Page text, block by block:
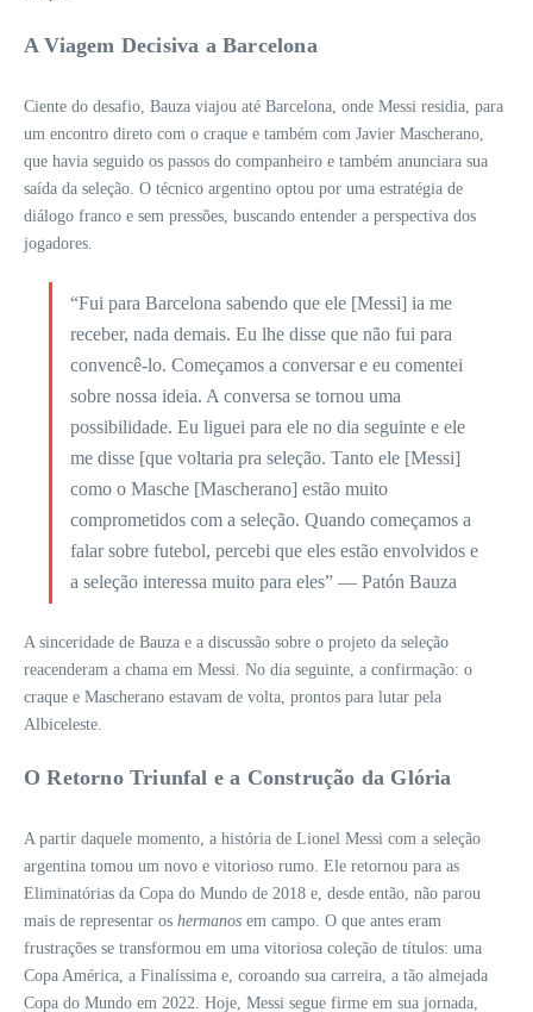
A Viagem Decisiva a Barcelona
Ciente do desafio, Bauza viajou até Barcelona, onde Messi residia, para
um encontro direto com o craque e também com Javier Mascherano,
que havia seguido os passos do companheiro e também anunciara sua
saída da seleção. O técnico argentino optou por uma estratégia de
diálogo franco e sem pressões, buscando entender a perspectiva dos
jogadores.
“Fui para Barcelona sabendo que ele [Messi] ia me
receber, nada demais. Eu lhe disse que não fui para
convencê-lo. Começamos a conversar e eu comentei
sobre nossa ideia. A conversa se tornou uma
possibilidade. Eu liguei para ele no dia seguinte e ele
me disse [que voltaria pra seleção. Tanto ele [Messi]
como o Masche [Mascherano] estão muito
comprometidos com a seleção. Quando começamos a
falar sobre futebol, percebi que eles estão envolvidos e
a seleção interessa muito para eles” — Patón Bauza
A sinceridade de Bauza e a discussão sobre o projeto da seleção
reacenderam a chama em Messi. No dia seguinte, a confirmação: o
craque e Mascherano estavam de volta, prontos para lutar pela
Albiceleste.
O Retorno Triunfal e a Construção da Glória
A partir daquele momento, a história de Lionel Messi com a seleção
argentina tomou um novo e vitorioso rumo. Ele retornou para as
Eliminatórias da Copa do Mundo de 2018 e, desde então, não parou
mais de representar os hermanos em campo. O que antes eram
frustrações se transformou em uma vitoriosa coleção de títulos: uma
Copa América, a Finalíssima e, coroando sua carreira, a tão almejada
Copa do Mundo em 2022. Hoje, Messi segue firme em sua jornada,